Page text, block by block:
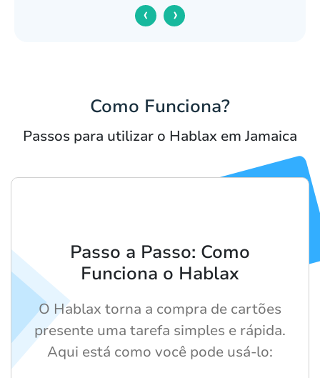
‹ ›
Como Funciona?
Passos para utilizar o Hablax em Jamaica
Passo a Passo: Como
Funciona o Hablax
O Hablax torna a compra de cartões
presente uma tarefa simples e rápida.
Aqui está como você pode usá-lo: